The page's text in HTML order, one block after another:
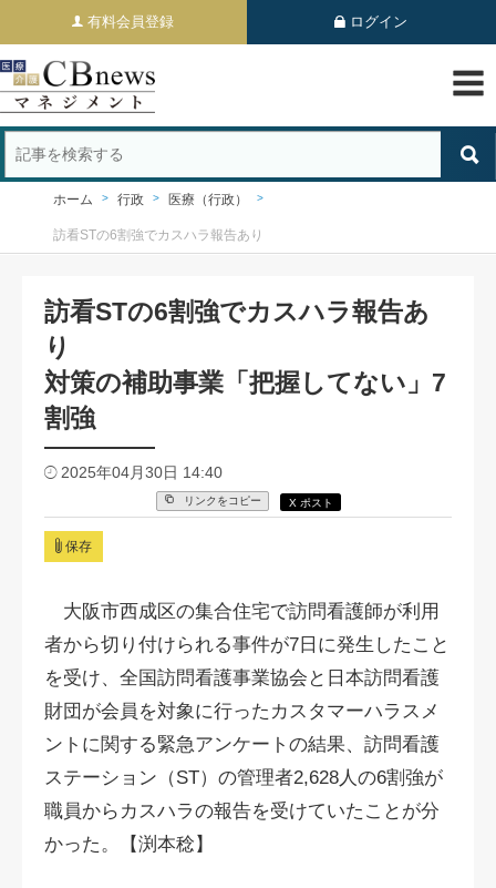
有料会員登録 ログイン
ホーム 行政 医療（行政）
訪看STの6割強でカスハラ報告あり
訪看STの6割強でカスハラ報告あ
り
対策の補助事業「把握してない」7
割強
2025年04月30日 14:40
リンクをコピー X ポスト
保存
大阪市西成区の集合住宅で訪問看護師が利用
者から切り付けられる事件が7日に発生したこと
を受け、全国訪問看護事業協会と日本訪問看護
財団が会員を対象に行ったカスタマーハラスメ
ントに関する緊急アンケートの結果、訪問看護
ステーション（ST）の管理者2,628人の6割強が
職員からカスハラの報告を受けていたことが分
かった。【渕本稔】